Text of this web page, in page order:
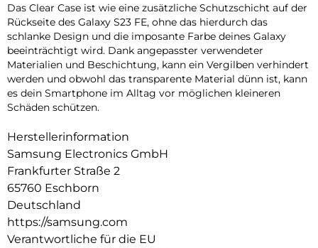
Das Clear Case ist wie eine zusätzliche Schutzschicht auf der
Rückseite des Galaxy S23 FE, ohne das hierdurch das
schlanke Design und die imposante Farbe deines Galaxy
beeinträchtigt wird. Dank angepasster verwendeter
Materialien und Beschichtung, kann ein Vergilben verhindert
werden und obwohl das transparente Material dünn ist, kann
es dein Smartphone im Alltag vor möglichen kleineren
Schäden schützen.
Herstellerinformation
Samsung Electronics GmbH
Frankfurter Straße 2
65760 Eschborn
Deutschland
https://samsung.com
Verantwortliche für die EU